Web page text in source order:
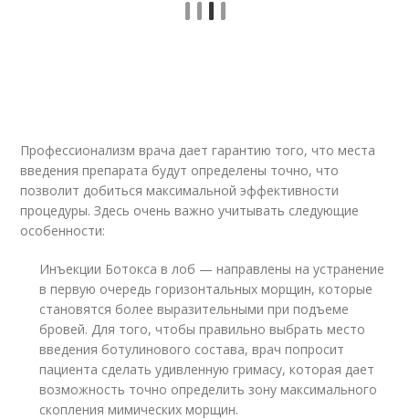
Профессионализм врача дает гарантию того, что места
введения препарата будут определены точно, что
позволит добиться максимальной эффективности
процедуры. Здесь очень важно учитывать следующие
особенности:
Инъекции Ботокса в лоб — направлены на устранение
в первую очередь горизонтальных морщин, которые
становятся более выразительными при подъеме
бровей. Для того, чтобы правильно выбрать место
введения ботулинового состава, врач попросит
пациента сделать удивленную гримасу, которая дает
возможность точно определить зону максимального
скопления мимических морщин.